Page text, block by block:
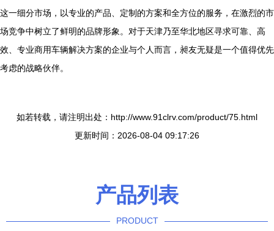
这一细分市场，以专业的产品、定制的方案和全方位的服务，在激烈的市
场竞争中树立了鲜明的品牌形象。对于天津乃至华北地区寻求可靠、高
效、专业商用车辆解决方案的企业与个人而言，昶友无疑是一个值得优先
考虑的战略伙伴。
如若转载，请注明出处：http://www.91clrv.com/product/75.html
更新时间：2026-08-04 09:17:26
产品列表
PRODUCT